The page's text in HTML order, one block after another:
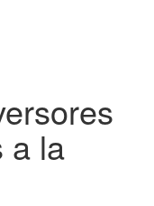
a la